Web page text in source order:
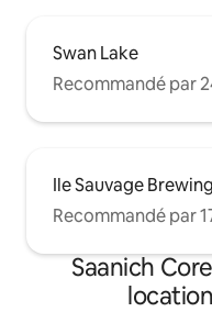
Swan Lake
Recommandé par
Ile Sauvage
Recommandé par
Saanich